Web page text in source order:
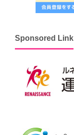
Sponsored Link